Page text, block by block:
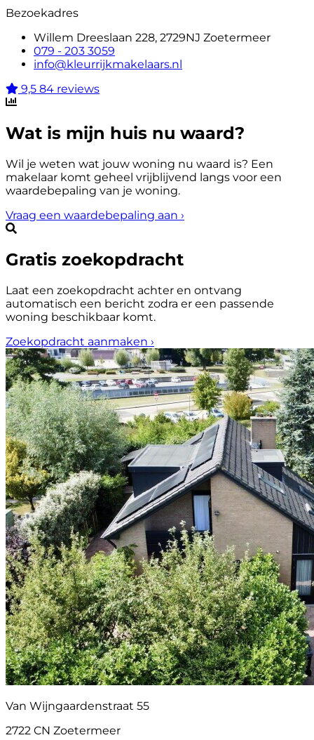
Bezoekadres
Willem Dreeslaan 228, 2729NJ Zoetermeer
079 - 203 3059
info@kleurrijkmakelaars.nl
9,5 84 reviews
Wat is mijn huis nu waard?
Wil je weten wat jouw woning nu waard is? Een
makelaar komt geheel vrijblijvend langs voor een
waardebepaling van je woning.
Vraag een waardebepaling aan ›
Gratis zoekopdracht
Laat een zoekopdracht achter en ontvang
automatisch een bericht zodra er een passende
woning beschikbaar komt.
Zoekopdracht aanmaken ›
Van Wijngaardenstraat 55
2722 CN Zoetermeer